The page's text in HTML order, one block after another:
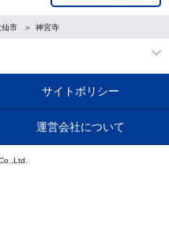
仙市 神宮寺
サイトポリシー
運営会社について